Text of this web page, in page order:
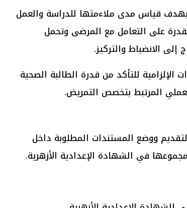
بهدف قياس مدى ملاءمتها للدراسة والعمل
على التعامل مع المرضى وتحمل
الانضباط والتركيز.
للتأكد من قدرة الطالبة الصحية
المرتبط بتخصص التمريض.
ووضع المستندات المطلوبة داخل
في الشهادة الإعدادية الأزهرية.